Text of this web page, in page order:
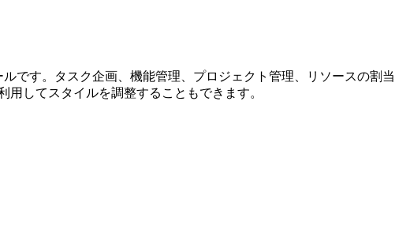
ルです。タスク企画、機能管理、プロジェクト管理、リソースの割当
してスタイルを調整することもできます。